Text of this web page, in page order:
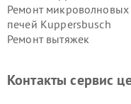
Ремонт микроволновых
печей Kuppersbusch
Ремонт вытяжек
Kuppersbusch
Контакты сервис